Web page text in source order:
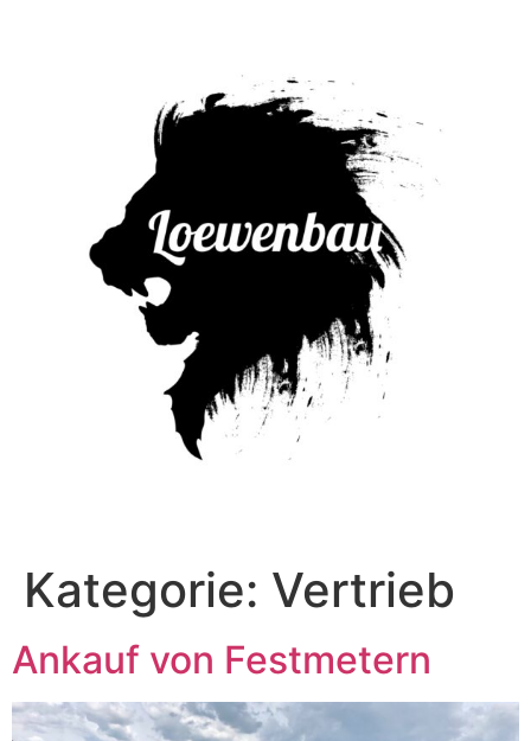
Kategorie: Vertrieb
Ankauf von Festmetern